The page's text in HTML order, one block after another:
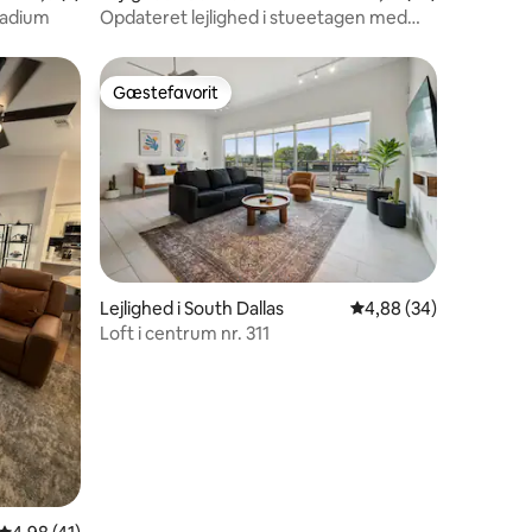
Opdateret lejlighed i stueetagen med
Gæstefavorit
Gæstefavorit
Lejlighed i South Dallas 4,88 ud af 5 i
4,88 (34)
Loft i centrum nr. 311